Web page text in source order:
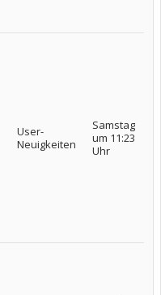
User-
Neuigkeiten
Samstag
um 11:23
Uhr